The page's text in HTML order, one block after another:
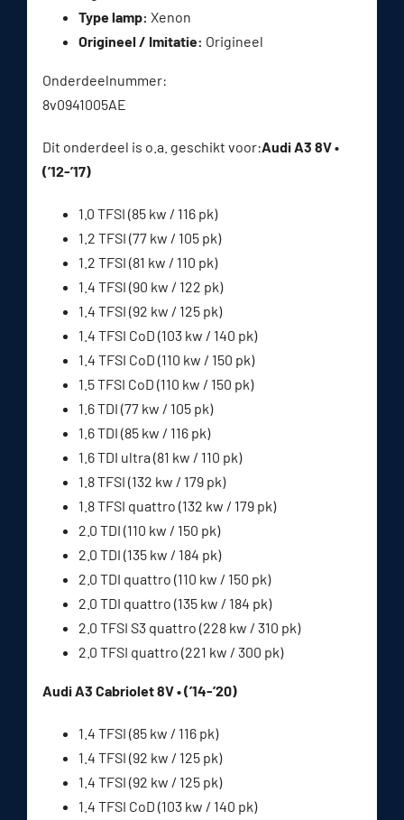
Type lamp: Xenon
Origineel / Imitatie: Origineel
Onderdeelnummer:
8v0941005AE
Dit onderdeel is o.a. geschikt voor:Audi A3 8V •
(’12-’17)
1.0 TFSI (85 kw / 116 pk)
1.2 TFSI (77 kw / 105 pk)
1.2 TFSI (81 kw / 110 pk)
1.4 TFSI (90 kw / 122 pk)
1.4 TFSI (92 kw / 125 pk)
1.4 TFSI CoD (103 kw / 140 pk)
1.4 TFSI CoD (110 kw / 150 pk)
1.5 TFSI CoD (110 kw / 150 pk)
1.6 TDI (77 kw / 105 pk)
1.6 TDI (85 kw / 116 pk)
1.6 TDI ultra (81 kw / 110 pk)
1.8 TFSI (132 kw / 179 pk)
1.8 TFSI quattro (132 kw / 179 pk)
2.0 TDI (110 kw / 150 pk)
2.0 TDI (135 kw / 184 pk)
2.0 TDI quattro (110 kw / 150 pk)
2.0 TDI quattro (135 kw / 184 pk)
2.0 TFSI S3 quattro (228 kw / 310 pk)
2.0 TFSI quattro (221 kw / 300 pk)
Audi A3 Cabriolet 8V • (’14-’20)
1.4 TFSI (85 kw / 116 pk)
1.4 TFSI (92 kw / 125 pk)
1.4 TFSI (92 kw / 125 pk)
1.4 TFSI CoD (103 kw / 140 pk)